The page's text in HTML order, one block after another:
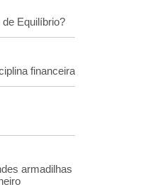
Equilíbrio?
financeira
armadilhas